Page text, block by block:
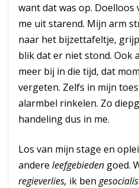
want dat was op.
me uit starend. Mijn arm
naar het bijzettafeltje,
blik dat er niet stond. Ook
meer bij in die tijd, dat
vergeten. Zelfs in mijn
alarmbel rinkelen. Zo
handeling dus in me.
Los van mijn stage en
andere leefgebieden goed.
regieverlies, ik ben